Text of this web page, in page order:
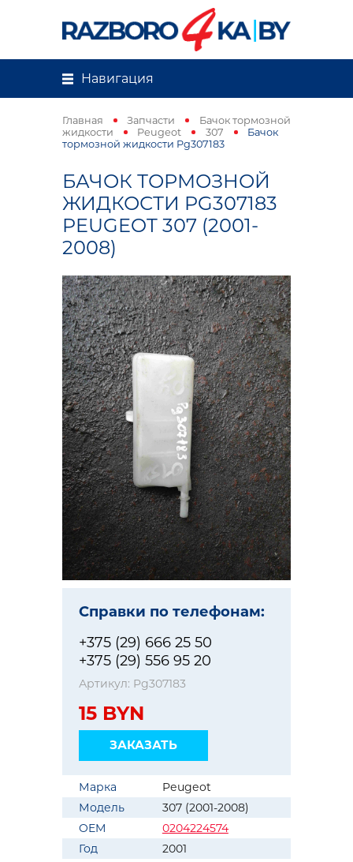
Навигация
Главная Запчасти
Бачок тормозной
жидкости
Peugeot 307
Бачок
тормозной жидкости Pg307183
БАЧОК ТОРМОЗНОЙ
ЖИДКОСТИ PG307183
PEUGEOT 307 (2001-
2008)
Справки по телефонам:
+375 (29) 666 25 50
+375 (29) 556 95 20
Артикул: Pg307183
15 BYN
ЗАКАЗАТЬ
Марка
Peugeot
Модель
307 (2001-2008)
OEM
0204224574
Год
2001